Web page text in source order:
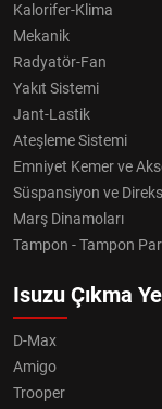
Kalorifer-Klima
Mekanik
Radyatör-Fan
Yakıt Sistemi
Jant-Lastik
Ateşleme Sistemi
Emniyet Kemer ve
Süspansiyon ve
Marş Dinamoları
Tampon - Tampon
Isuzu Çıkma
D-Max
Amigo
Trooper